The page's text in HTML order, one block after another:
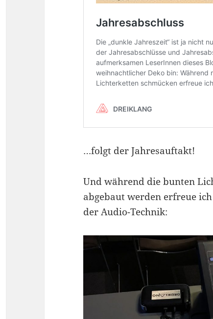
…folgt der Jahresauftakt!
Und während die bunten
abgebaut werden erfreue
der Audio-Technik: